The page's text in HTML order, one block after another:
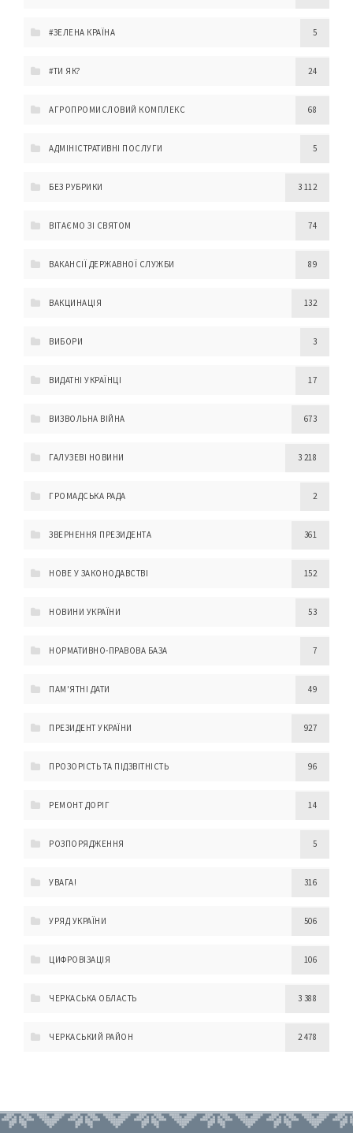
#ЗЕЛЕНА КРАЇНА 5
#ТИ ЯК? 24
АГРОПРОМИСЛОВИЙ КОМПЛЕКС 68
АДМІНІСТРАТИВНІ ПОСЛУГИ 5
БЕЗ РУБРИКИ 3 112
ВІТАЄМО ЗІ СВЯТОМ 74
ВАКАНСІЇ ДЕРЖАВНОЇ СЛУЖБИ 89
ВАКЦИНАЦІЯ 132
ВИБОРИ 3
ВИДАТНІ УКРАЇНЦІ 17
ВИЗВОЛЬНА ВІЙНА 673
ГАЛУЗЕВІ НОВИНИ 3 218
ГРОМАДСЬКА РАДА 2
ЗВЕРНЕННЯ ПРЕЗИДЕНТА 361
НОВЕ У ЗАКОНОДАВСТВІ 152
НОВИНИ УКРАЇНИ 53
НОРМАТИВНО-ПРАВОВА БАЗА 7
ПАМ'ЯТНІ ДАТИ 49
ПРЕЗИДЕНТ УКРАЇНИ 927
ПРОЗОРІСТЬ ТА ПІДЗВІТНІСТЬ 96
РЕМОНТ ДОРІГ 14
РОЗПОРЯДЖЕННЯ 5
УВАГА! 316
УРЯД УКРАЇНИ 506
ЦИФРОВІЗАЦІЯ 106
ЧЕРКАСЬКА ОБЛАСТЬ 3 388
ЧЕРКАСЬКИЙ РАЙОН 2 478